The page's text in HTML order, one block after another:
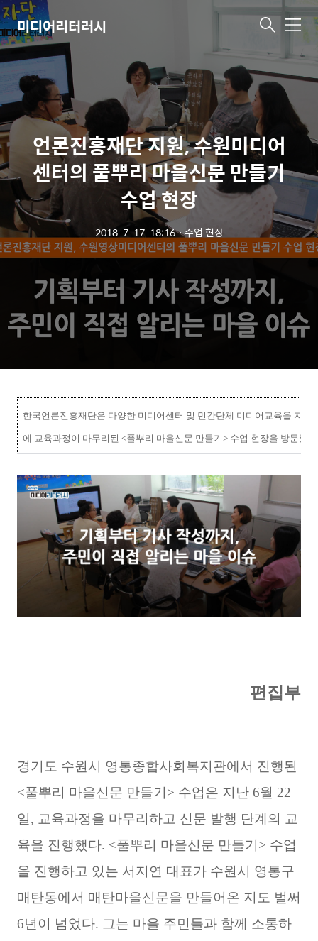
미디어리터러시 메
언론진흥재단 지원, 수원미디어
센터의 풀뿌리 마을신문 만들기
수업 현장
2018. 7. 17. 18:16ㆍ수업 현장
한국언론진흥재단은 다양한 미디어센터 및 민간단체 미디어교육을 지
에 교육과정이 마무리된 <풀뿌리 마을신문 만들기> 수업 현장을 방문했
편집부
경기도 수원시 영통종합사회복지관에서 진행된
<풀뿌리 마을신문 만들기> 수업은 지난 6월 22
일, 교육과정을 마무리하고 신문 발행 단계의 교
육을 진행했다. <풀뿌리 마을신문 만들기> 수업
을 진행하고 있는 서지연 대표가 수원시 영통구
매탄동에서 매탄마을신문을 만들어온 지도 벌써
6년이 넘었다. 그는 마을 주민들과 함께 소통하